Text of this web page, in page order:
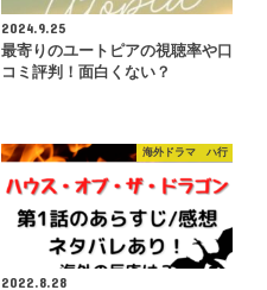
2024.9.25
最寄りのユートピアの視聴率や口
コミ評判！面白くない？
海外ドラマ ハ行
2022.8.28